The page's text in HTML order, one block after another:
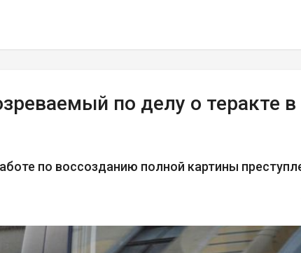
по делу о теракте в
по воссозданию полной картины